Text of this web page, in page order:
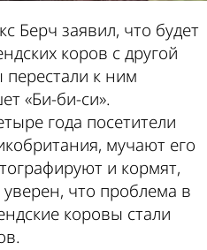
Берч заявил, что будет
коров с другой
к ним
«Би-би-си».
года посетители
мучают его
и кормят,
что проблема в
коровы стали